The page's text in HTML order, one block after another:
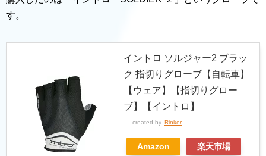
す。
イントロ ソルジャー2 ブラッ
ク 指切りグローブ【自転車】
【ウェア】【指切りグロー
ブ】【イントロ】
created by Rinker
Amazon 楽天市場